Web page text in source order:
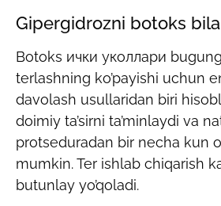
Gipergidrozni botoks
Botoks ички уколлари
terlashning ko’payishi uchun
davolash usullaridan biri
doimiy ta’sirni ta’minlaydi va
protseduradan bir necha kun
mumkin. Ter ishlab chiqarish
butunlay yo’qoladi.